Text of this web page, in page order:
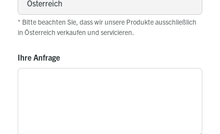
* Bitte beachten Sie, dass wir unsere Produkte ausschließlich
in Österreich verkaufen und servicieren.
Ihre Anfrage